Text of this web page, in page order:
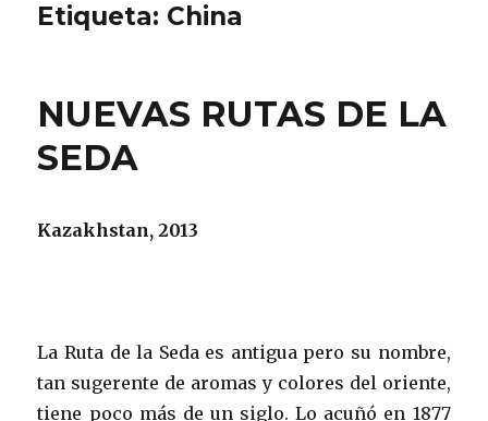
Etiqueta: China
NUEVAS RUTAS DE LA
SEDA
Kazakhstan, 2013
La Ruta de la Seda es antigua pero su nombre,
tan sugerente de aromas y colores del oriente,
tiene poco más de un siglo. Lo acuñó en 1877